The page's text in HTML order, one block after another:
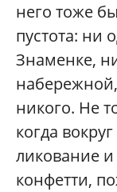
него тоже
пустота: ни
Знаменке,
никого. Не
когда
ликование
конфетти,